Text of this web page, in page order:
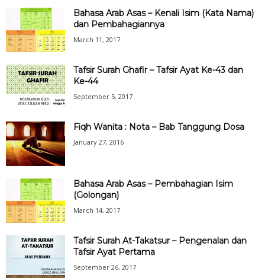
Bahasa Arab Asas – Kenali Isim (Kata Nama)
dan Pembahagiannya
March 11, 2017
Tafsir Surah Ghafir – Tafsir Ayat Ke-43 dan
Ke-44
September 5, 2017
Fiqh Wanita : Nota – Bab Tanggung Dosa
January 27, 2016
Bahasa Arab Asas – Pembahagian Isim
(Golongan)
March 14, 2017
Tafsir Surah At-Takatsur – Pengenalan dan
Tafsir Ayat Pertama
September 26, 2017